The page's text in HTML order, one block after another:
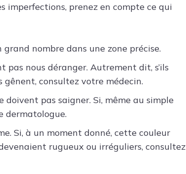
imperfections, prenez en compte ce qui
grand nombre dans une zone précise.
pas nous déranger. Autrement dit, s’ils
consultez votre médecin.
doivent pas saigner. Si, même au simple
dermatologue.
Si, à un moment donné, cette couleur
rugueux ou irréguliers, consultez